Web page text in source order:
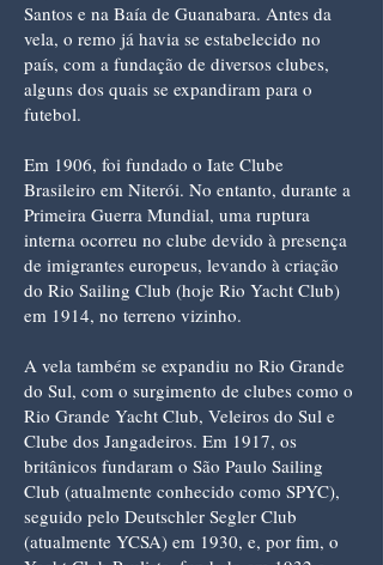
Santos e na Baía de Guanabara. Antes da
vela, o remo já havia se estabelecido no
país, com a fundação de diversos clubes,
alguns dos quais se expandiram para o
futebol.
Em 1906, foi fundado o Iate Clube
Brasileiro em Niterói. No entanto, durante a
Primeira Guerra Mundial, uma ruptura
interna ocorreu no clube devido à presença
de imigrantes europeus, levando à criação
do Rio Sailing Club (hoje Rio Yacht Club)
em 1914, no terreno vizinho.
A vela também se expandiu no Rio Grande
do Sul, com o surgimento de clubes como o
Rio Grande Yacht Club, Veleiros do Sul e
Clube dos Jangadeiros. Em 1917, os
britânicos fundaram o São Paulo Sailing
Club (atualmente conhecido como SPYC),
seguido pelo Deutschler Segler Club
(atualmente YCSA) em 1930, e, por fim, o